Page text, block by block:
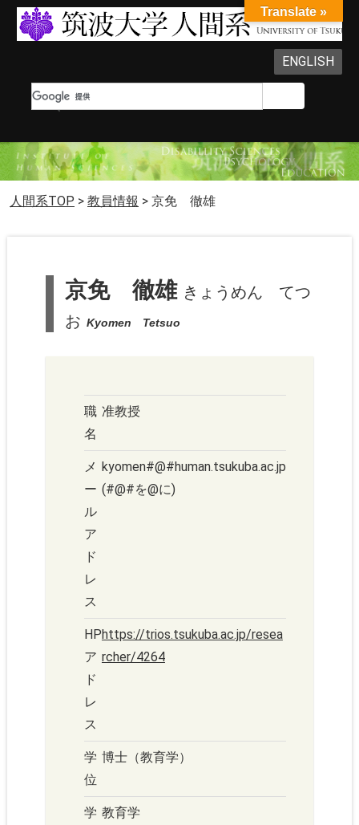
ENGLISH
人間系TOP > 教員情報 > 京免 徹雄
京免 徹雄 きょうめん てつ
お Kyomen Tetsuo
職
名
准教授
メ
ー
ル
ア
ド
レ
ス
kyomen#@#human.tsukuba.ac.jp
(#@#を@に)
HP
ア
ド
レ
ス
https://trios.tsukuba.ac.jp/resea
rcher/4264
学
位
博士（教育学）
学 教育学
Translate »